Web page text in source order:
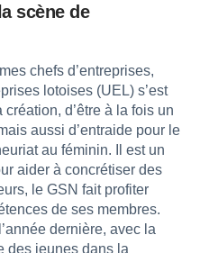
scène de
chefs d’entreprises,
lotoises (UEL) s’est
d’être à la fois un
aussi d’entraide pour le
au féminin. Il est un
aider à concrétiser des
le GSN fait profiter
de ses membres.
dernière, avec la
des jeunes dans la